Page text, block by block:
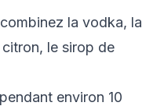
la vodka, la
le sirop de
environ 10